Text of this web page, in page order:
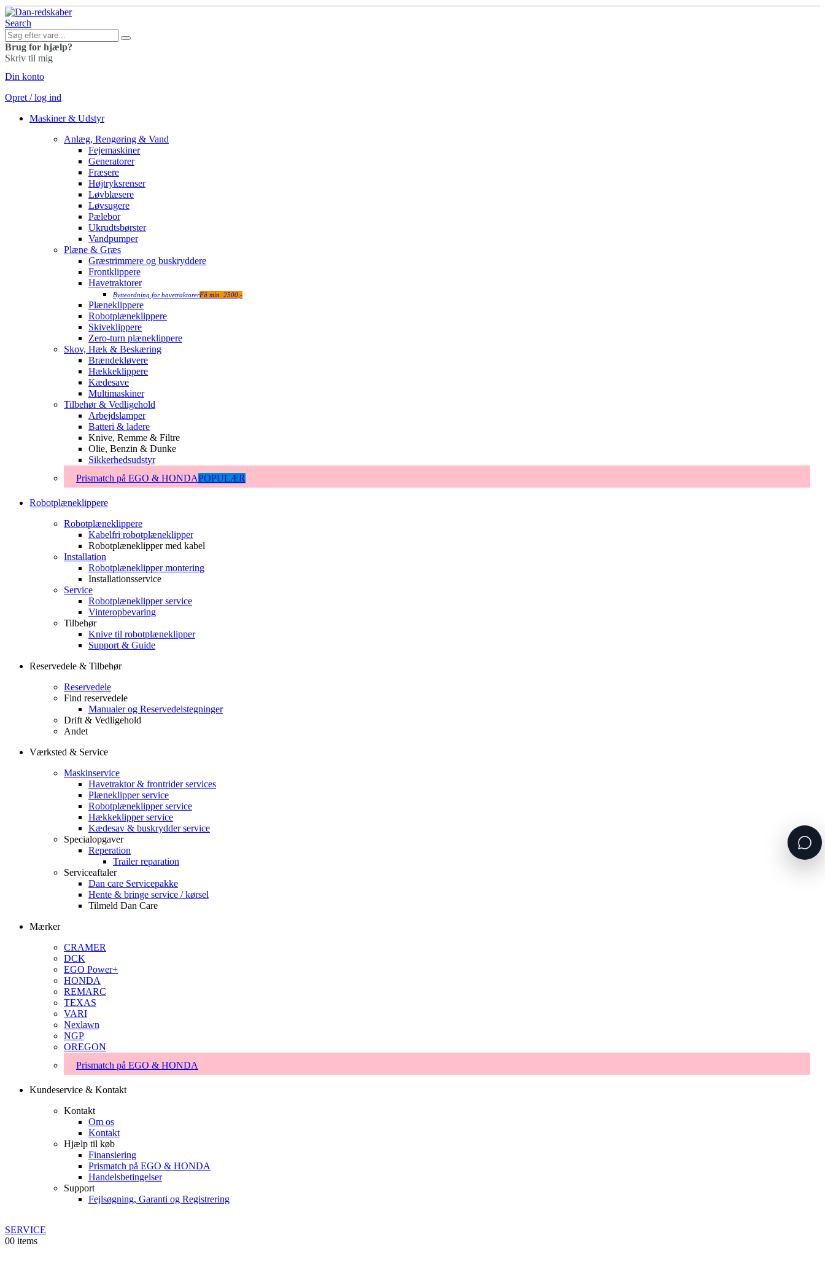
Search
Brug for hjælp?
Skriv til mig
Din konto
Opret / log ind
Maskiner & Udstyr
Anlæg, Rengøring & Vand
Fejemaskiner
Generatorer
Fræsere
Højtryksrenser
Løvblæsere
Løvsugere
Pælebor
Ukrudtsbørster
Vandpumper
Plæne & Græs
Græstrimmere og buskryddere
Frontklippere
Havetraktorer
Bytteordning for havetraktorerFå min. 2500,-
Plæneklippere
Robotplæneklippere
Skiveklippere
Zero-turn plæneklippere
Skov, Hæk & Beskæring
Brændekløvere
Hækkeklippere
Kædesave
Multimaskiner
Tilbehør & Vedligehold
Arbejdslamper
Batteri & ladere
Knive, Remme & Filtre
Olie, Benzin & Dunke
Sikkerhedsudstyr
Prismatch på EGO & HONDAPOPULÆR
Robotplæneklippere
Robotplæneklippere
Kabelfri robotplæneklipper
Robotplæneklipper med kabel
Installation
Robotplæneklipper montering
Installationsservice
Service
Robotplæneklipper service
Vinteropbevaring
Tilbehør
Knive til robotplæneklipper
Support & Guide
Reservedele & Tilbehør
Reservedele
Find reservedele
Manualer og Reservedelstegninger
Drift & Vedligehold
Andet
Værksted & Service
Maskinservice
Havetraktor & frontrider services
Plæneklipper service
Robotplæneklipper service
Hækkeklipper service
Kædesav & buskrydder service
Specialopgaver
Reperation
Trailer reparation
Serviceaftaler
Dan care Servicepakke
Hente & bringe service / kørsel
Tilmeld Dan Care
Mærker
CRAMER
DCK
EGO Power+
HONDA
REMARC
TEXAS
VARI
Nexlawn
NGP
OREGON
Prismatch på EGO & HONDA
Kundeservice & Kontakt
Kontakt
Om os
Kontakt
Hjælp til køb
Finansiering
Prismatch på EGO & HONDA
Handelsbetingelser
Support
Fejlsøgning, Garanti og Registrering
SERVICE
00 items